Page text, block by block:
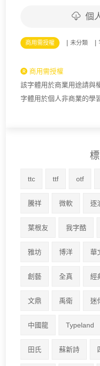
個
商用需授權 | 未分類 |
商用需授權
該字體用於商業用途請與
字體用於個人非商業的學
ttc ttf otf
騰祥 微軟 逐
葉根友 我字酷
雅坊 博洋 華
創藝 全真 經
文鼎 禹衛 迷
中國龍 Typeland
田氏 蘇新詩